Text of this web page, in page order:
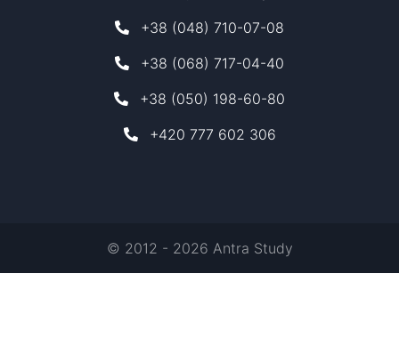
+38 (048) 710-07-08
+38 (068) 717-04-40
+38 (050) 198-60-80
+420 777 602 306
© 2012 - 2026 Antra Study